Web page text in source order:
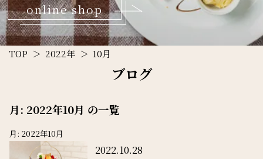
online shop
TOP 2022年 10月
ブログ
月: 2022年10月 の一覧
月: 2022年10月
2022.10.28